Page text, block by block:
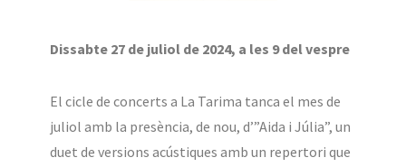
Dissabte 27 de juliol de 2024, a les 9 del vespre
El cicle de concerts a La Tarima tanca el mes de
juliol amb la presència, de nou, d’”Aida i Júlia”, un
duet de versions acústiques amb un repertori que